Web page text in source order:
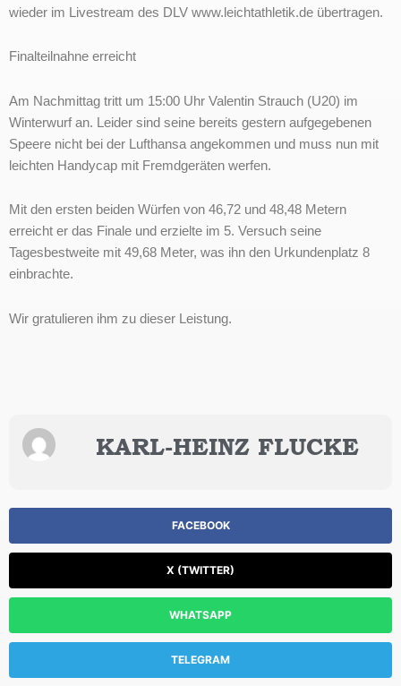
wieder im Livestream des DLV www.leichtathletik.de übertragen.
Finalteilnahne erreicht
Am Nachmittag tritt um 15:00 Uhr Valentin Strauch (U20) im
Winterwurf an. Leider sind seine bereits gestern aufgegebenen
Speere nicht bei der Lufthansa angekommen und muss nun mit
leichten Handycap mit Fremdgeräten werfen.
Mit den ersten beiden Würfen von 46,72 und 48,48 Metern
erreicht er das Finale und erzielte im 5. Versuch seine
Tagesbestweite mit 49,68 Meter, was ihn den Urkundenplatz 8
einbrachte.
Wir gratulieren ihm zu dieser Leistung.
KARL-HEINZ FLUCKE
FACEBOOK
X (TWITTER)
WHATSAPP
TELEGRAM